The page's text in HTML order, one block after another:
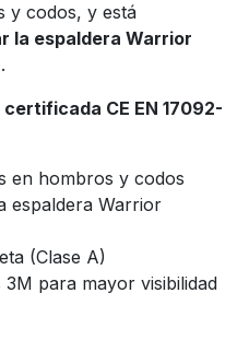
y codos, y está
la espaldera Warrior
.
certificada CE EN 17092-
en hombros y codos
espaldera Warrior
(Clase A)
para mayor visibilidad